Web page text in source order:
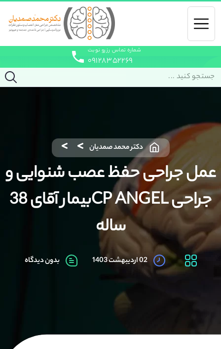
شماره تماس رزرو نوبت
۰۹۱۲۸۳۵۲۲۶۹
دکتر محمد صمدیان
عمل جراحی حفظ عصب شنوایی و
جراحی CP ANGELبیمار آقای 38
ساله
02 اردیبهشت 1403 بدون دیدگاه